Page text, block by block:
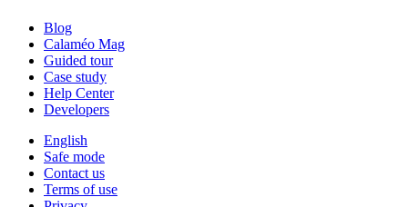
Blog
Calaméo Mag
Guided tour
Case study
Help Center
Developers
English
Safe mode
Contact us
Terms of use